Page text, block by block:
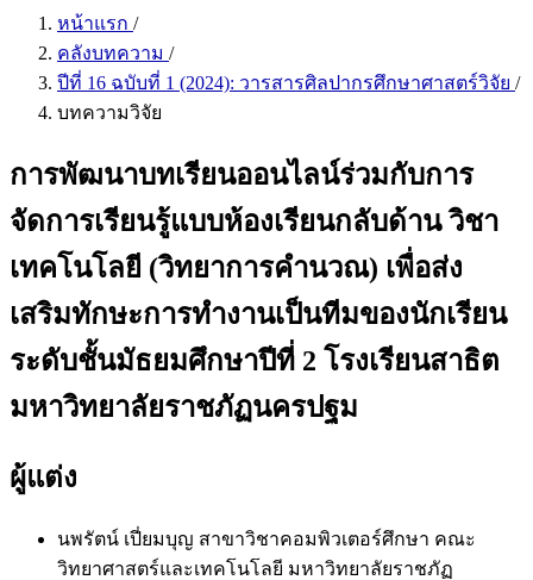
หน้าแรก /
คลังบทความ /
ปีที่ 16 ฉบับที่ 1 (2024): วารสารศิลปากรศึกษาศาสตร์วิจัย /
บทความวิจัย
การพัฒนาบทเรียนออนไลน์ร่วมกับการ
จัดการเรียนรู้แบบห้องเรียนกลับด้าน วิชา
เทคโนโลยี (วิทยาการคำนวณ) เพื่อส่ง
เสริมทักษะการทำงานเป็นทีมของนักเรียน
ระดับชั้นมัธยมศึกษาปีที่ 2 โรงเรียนสาธิต
มหาวิทยาลัยราชภัฏนครปฐม
ผู้แต่ง
นพรัตน์ เปี่ยมบุญ สาขาวิชาคอมพิวเตอร์ศึกษา คณะ
วิทยาศาสตร์และเทคโนโลยี มหาวิทยาลัยราชภัฏ